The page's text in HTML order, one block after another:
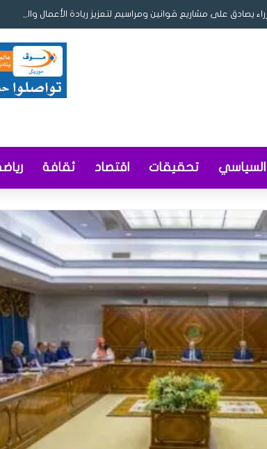
يصادق على مشاريع قوانين ومراسيم لتعزيز ريادة الأعمال
السياسي تحقيقات اقتصاد ثقافة